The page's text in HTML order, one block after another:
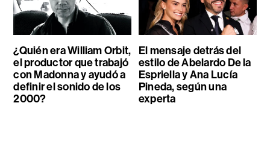
¿Quién era William Orbit,
el productor que trabajó
con Madonna y ayudó a
definir el sonido de los
2000?
El mensaje detrás del
estilo de Abelardo De la
Espriella y Ana Lucía
Pineda, según una
experta